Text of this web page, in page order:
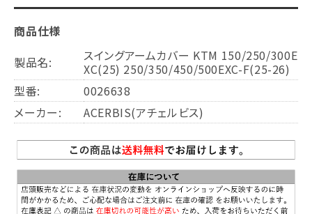
商品仕様
製品名:
スイングアームカバー KTM 150/250/300E
XC(25) 250/350/450/500EXC-F(25-26)
型番:
0026638
メーカー:
ACERBIS(アチェルビス)